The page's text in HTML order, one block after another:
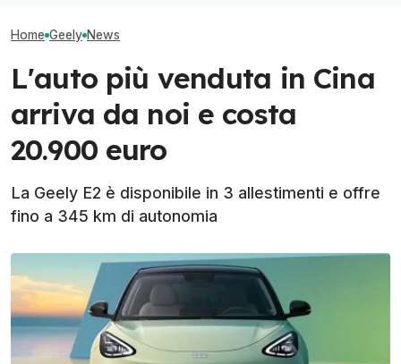
Home Geely News
L'auto più venduta in Cina
arriva da noi e costa
20.900 euro
La Geely E2 è disponibile in 3 allestimenti e offre
fino a 345 km di autonomia